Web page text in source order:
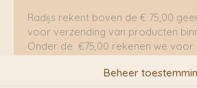
Beheer
Radijs rekent boven de € 75,00
voor verzending van producten
Onder de €75,00 rekenen we voor